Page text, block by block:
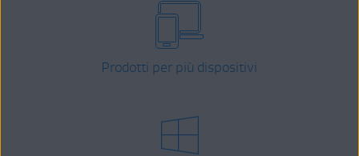
Prodotti per più dispositivi